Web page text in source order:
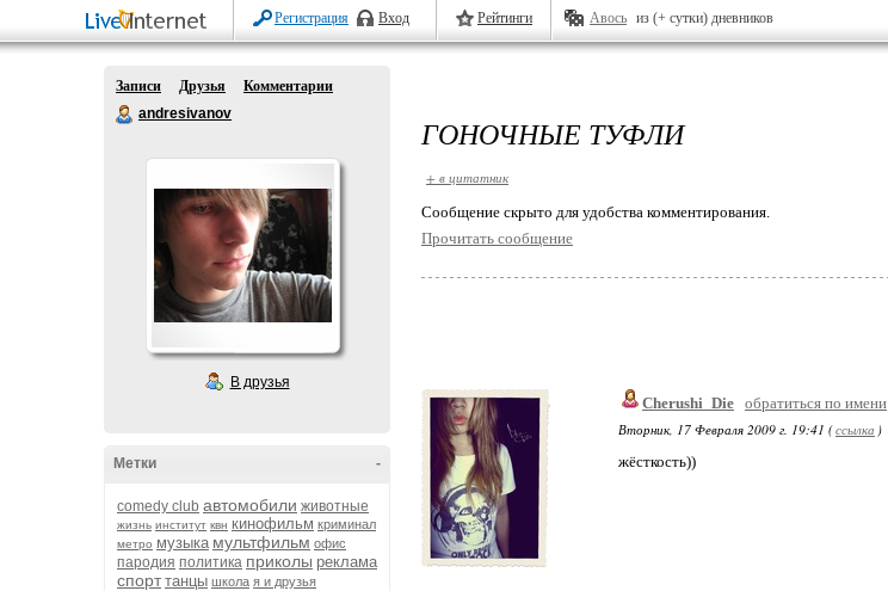
Регистрация Вход Рейтинги Авось из (+ сутки) дневников
Записи Друзья
Комментарии
andresivanov
В друзья
-
Метки
comedy club автомобили животные
жизнь институт квн кинофильм криминал
метро музыка мультфильм офис
пародия политика приколы реклама
спорт танцы школа я и друзья
ГОНОЧНЫЕ ТУФЛИ
+ в цитатник
Cообщение скрыто для удобства комментирования.
Прочитать сообщение
Cherushi_Die обратиться по имени
Вторник, 17 Февраля 2009 г. 19:41 (ссылка )
жёсткость))